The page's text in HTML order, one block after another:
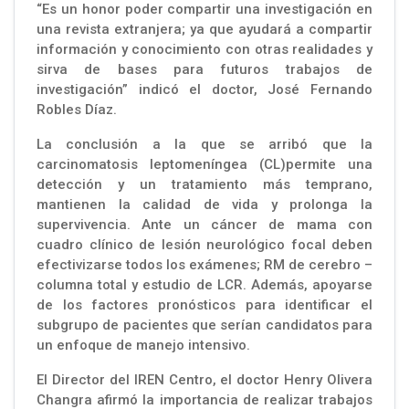
“Es un honor poder compartir una investigación en
una revista extranjera; ya que ayudará a compartir
información y conocimiento con otras realidades y
sirva de bases para futuros trabajos de
investigación” indicó el doctor, José Fernando
Robles Díaz.
La conclusión a la que se arribó que la
carcinomatosis leptomeníngea (CL)permite una
detección y un tratamiento más temprano,
mantienen la calidad de vida y prolonga la
supervivencia. Ante un cáncer de mama con
cuadro clínico de lesión neurológico focal deben
efectivizarse todos los exámenes; RM de cerebro –
columna total y estudio de LCR. Además, apoyarse
de los factores pronósticos para identificar el
subgrupo de pacientes que serían candidatos para
un enfoque de manejo intensivo.
El Director del IREN Centro, el doctor Henry Olivera
Changra afirmó la importancia de realizar trabajos